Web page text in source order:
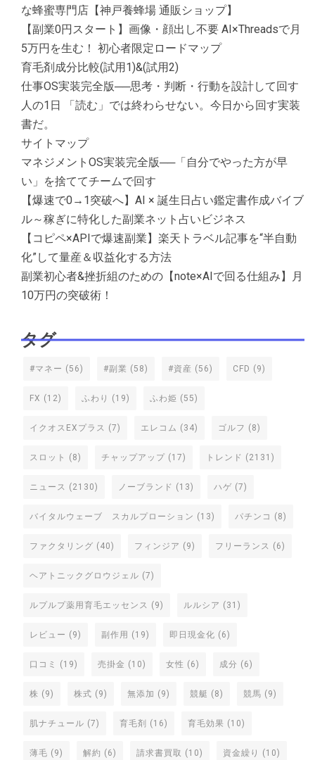
な蜂蜜専門店【神戸養蜂場 通販ショップ】
【副業0円スタート】画像・顔出し不要 AI×Threadsで月
5万円を生む！ 初心者限定ロードマップ
育毛剤成分比較(試用1)&(試用2)
仕事OS実装完全版──思考・判断・行動を設計して回す
人の1日 「読む」では終わらせない。今日から回す実装
書だ。
サイトマップ
マネジメントOS実装完全版──「自分でやった方が早
い」を捨ててチームで回す
【爆速で0→1突破へ】AI × 誕生日占い鑑定書作成バイブ
ル～稼ぎに特化した副業ネット占いビジネス
【コピペ×APIで爆速副業】楽天トラベル記事を“半自動
化”して量産＆収益化する方法
副業初心者&挫折組のための【note×AIで回る仕組み】月
10万円の突破術！
タグ
#マネー (56) #副業 (58) #資産 (56) CFD (9)
FX (12) ふわり (19) ふわ姫 (55)
イクオスEXプラス (7) エレコム (34) ゴルフ (8)
スロット (8) チャップアップ (17) トレンド (2131)
ニュース (2130) ノーブランド (13) ハゲ (7)
バイタルウェーブ スカルプローション (13) パチンコ (8)
ファクタリング (40) フィンジア (9) フリーランス (6)
ヘアトニックグロウジェル (7)
ルプルプ薬用育毛エッセンス (9) ルルシア (31)
レビュー (9) 副作用 (19) 即日現金化 (6)
口コミ (19) 売掛金 (10) 女性 (6) 成分 (6)
株 (9) 株式 (9) 無添加 (9) 競艇 (8) 競馬 (9)
肌ナチュール (7) 育毛剤 (16) 育毛効果 (10)
薄毛 (9) 解約 (6) 請求書買取 (10) 資金繰り (10)